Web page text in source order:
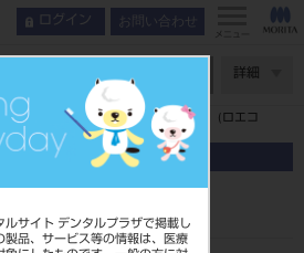
ルサイト デンタルプラザで掲載し
製品、サービス等の情報は、医療
ログイン お問い合わせ
メニュー
詳細
パープル 30枚入 ノンラテックス (ロエコ
わせ
30枚入 ノンラテックス